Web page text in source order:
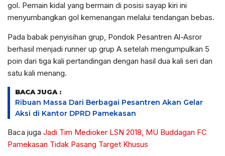
gol. Pemain kidal yang bermain di posisi sayap kiri ini
menyumbangkan gol kemenangan melalui tendangan bebas.
Pada babak penyisihan grup, Pondok Pesantren Al-Asror
berhasil menjadi runner up grup A setelah mengumpulkan 5
poin dari tiga kali pertandingan dengan hasil dua kali seri dan
satu kali menang.
BACA JUGA :
Ribuan Massa Dari Berbagai Pesantren Akan Gelar
Aksi di Kantor DPRD Pamekasan
Baca juga Jadi Tim Medioker LSN 2018, MU Buddagan FC
Pamekasan Tidak Pasang Target Khusus